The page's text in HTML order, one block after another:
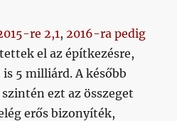
re 2,1 , 2016-ra pedig
el az építkezésre,
5 milliárd. A később
szintén ezt az összeget
erős bizonyíték,